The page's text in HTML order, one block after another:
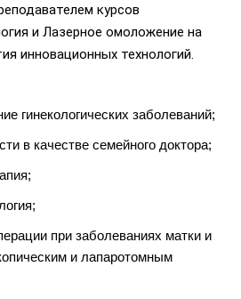
курсов
и Лазерное омоложение на
инновационных технологий.
гинекологических заболеваний;
в качестве семейного доктора;
при заболеваниях матки и
и лапаротомным